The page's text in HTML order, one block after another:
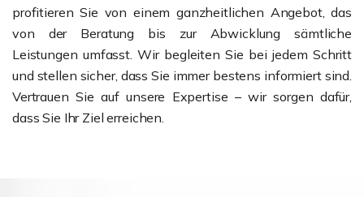
profitieren Sie von einem ganzheitlichen Angebot, das
von der Beratung bis zur Abwicklung sämtliche
Leistungen umfasst. Wir begleiten Sie bei jedem Schritt
und stellen sicher, dass Sie immer bestens informiert sind.
Vertrauen Sie auf unsere Expertise – wir sorgen dafür,
dass Sie Ihr Ziel erreichen.